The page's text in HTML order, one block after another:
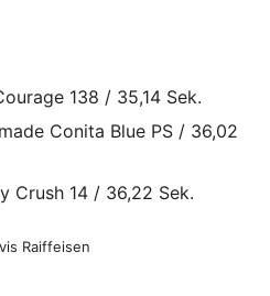
138 / 35,14 Sek.
Conita Blue PS / 36,02
Crush 14 / 36,22 Sek.
Raiffeisen